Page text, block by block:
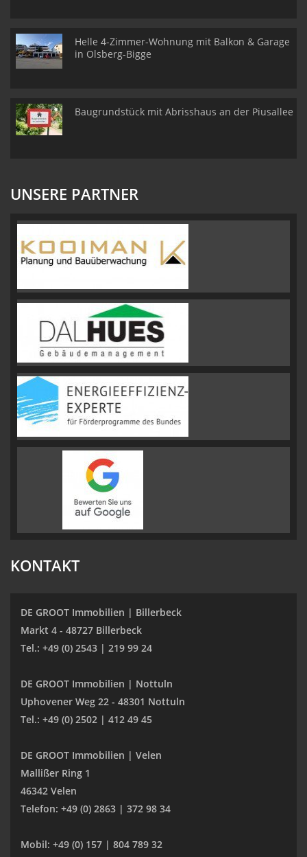
Helle 4-Zimmer-Wohnung mit Balkon & Garage
in Olsberg-Bigge
Baugrundstück mit Abrisshaus an der Piusallee
UNSERE PARTNER
KONTAKT
DE GROOT Immobilien | Billerbeck
Markt 4 - 48727 Billerbeck
Tel.: +49 (0) 2543 | 219 99 24
DE GROOT Immobilien | Nottuln
Uphovener Weg 22 - 48301 Nottuln
Tel.: +49 (0) 2502 | 412 49 45
DE GROOT Immobilien | Velen
Mallißer Ring 1
46342 Velen
Telefon: +49 (0) 2863 | 372 98 34
Mobil: +49 (0) 157 | 804 789 32